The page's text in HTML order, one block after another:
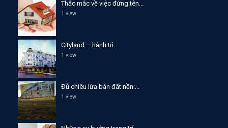
Thắc mắc về việc đứng tên...
1 view
Cityland – hành trì...
1 view
Đủ chiêu lừa bán đất nền:...
1 view